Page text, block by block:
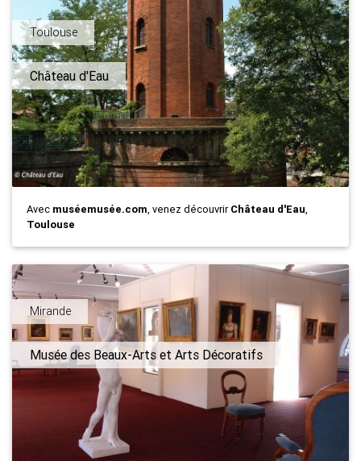
Toulouse
Château d'Eau
Avec muséemusée.com, venez découvrirChâteau d'Eau,
Toulouse
Mirande
Musée des Beaux-Arts et Arts Décoratifs